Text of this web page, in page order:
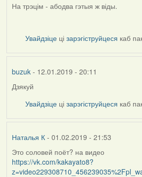
На трэцім - абодва гэтыя ж віды.
Увайдзіце цізарэгіструйцеся каб
buzuk- 12.01.2019 - 20:11
Дзякуй
Увайдзіце цізарэгіструйцеся каб
Наталья К- 01.02.2019 - 21:53
Это соловей поёт? на видео
https://vk.com/kakayato8?